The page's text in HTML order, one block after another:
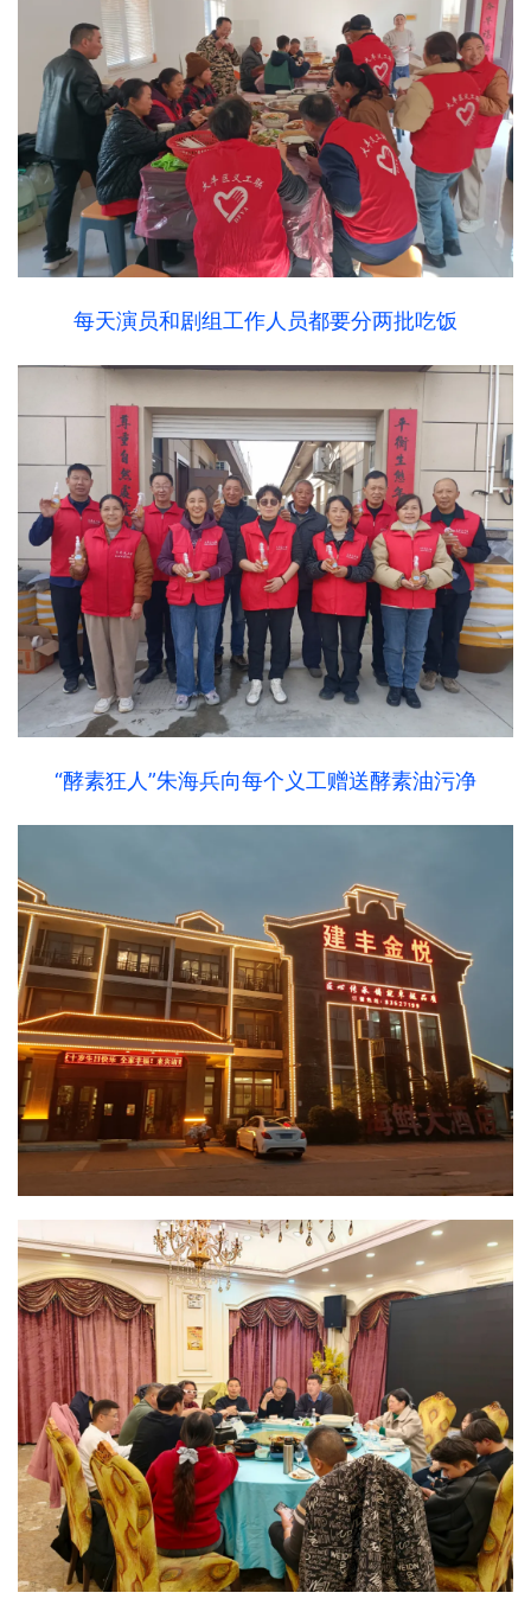
每天演员和剧组工作人员都要分两批吃饭
“酵素狂人”朱海兵向每个义工赠送酵素油污净